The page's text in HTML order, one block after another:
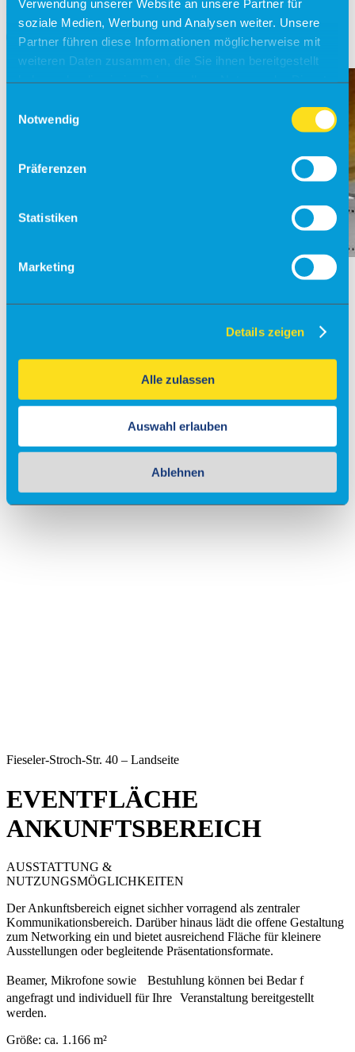
Verwendung unserer Website an unsere Partner für
soziale Medien, Werbung und Analysen weiter. Unsere
Partner führen diese Informationen möglicherweise mit
weiteren Daten zusammen, die Sie ihnen bereitgestellt
Notwendig
Präferenzen
Statistiken
Marketing
Details zeigen
Alle zulassen
Auswahl erlauben
Ablehnen
Hinflug
Fieseler-Stroch-Str. 40 – Landseite
EVENTFLÄCHE
ANKUNFTSBEREICH
AUSSTATTUNG &
NUTZUNGSMÖGLICHKEITEN
Der Ankunftsbereich eignet sichher vorragend als zentraler
Kommunikationsbereich. Darüber hinaus lädt die offene Gestaltung
zum Networking ein und bietet ausreichend Fläche für kleinere
Ausstellungen oder begleitende Präsentationsformate.
Beamer, Mikrofone sowie Bestuhlung können bei Bedar f
angefragt und individuell für Ihre Veranstaltung bereitgestellt
werden.
Größe: ca. 1.166 m²